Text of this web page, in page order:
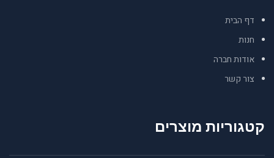
דף הבית
חנות
אודות חברה
צור קשר
קטגוריות מוצרים